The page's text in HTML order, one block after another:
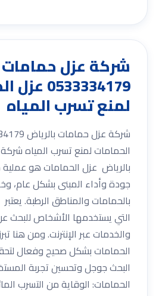
شركة عزل حمامات
لمنع تسرب المياه
الحمامات لمنع تسرب المياه
بالرياض عزل الحمامات هو
جودة وأداء المبنى بشكل عام،
بالحمامات والمناطق الرطبة.
التي يستخدمها الأشخاص للبحث
والخدمات عبر الإنترنت. ومن هنا
الحمامات بشكل صحيح وفعال
البحث جوجل وتحسين تجربة
الحمامات: الوقاية من التسرب